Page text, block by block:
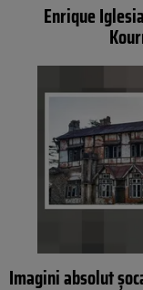
Enrique
Imagini absolut